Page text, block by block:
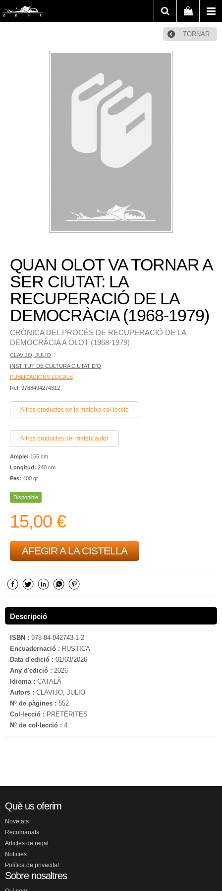
TORNAR
QUAN OLOT VA TORNAR A
SER CIUTAT: LA
RECUPERACIÓ DE LA
DEMOCRÀCIA (1968-1979)
CRÒNICA DEL PROCÉS DE RECUPERACIÓ DE LA
DEMOCRÀCIA A OLOT (1968-1979)
CLAVIJO, JULIO
INSTITUT DE CULTURA CIUTAT D'O
PUBLICACIONS LOCALS
Ref. 9788494274312
Altres productes de la mateixa col·lecció
Altres productes del mateix autor
Ample: 165 cm
Longitud: 240 cm
Pes: 400 gr
Disponible
15,00 €
AFEGIR A LA CISTELLA
Descripció
ISBN : 978-84-942743-1-2
Encuadernació : RUSTICA
Data d'edició : 01/03/2026
Any d'edició : 2026
Idioma : CATALÀ
Autors : CLAVIJO, JULIO
Nº de pàgines : 552
Col·lecció : PRETÈRITES
Nº de col·lecció : 4
Què us oferim
Novetats
Recomanats
Articles de regal
Noticies
Política de privacitat
Sobre nosaltres